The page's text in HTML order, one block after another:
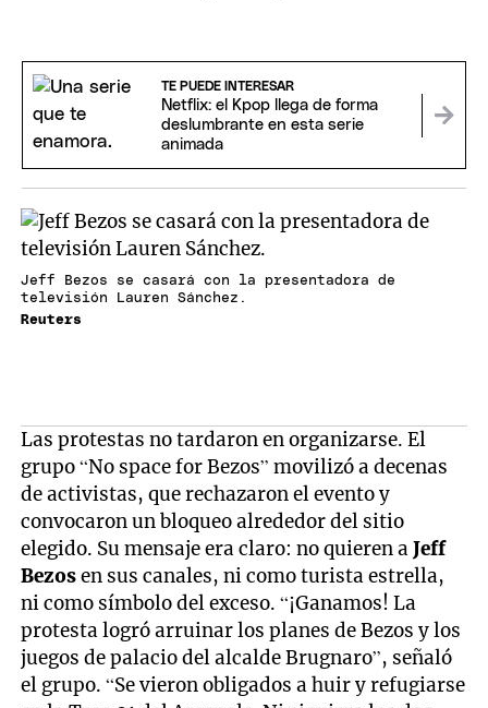
TE PUEDE INTERESAR
Netflix: el Kpop llega de forma
deslumbrante en esta serie
animada
Jeff Bezos se casará con la presentadora de
televisión Lauren Sánchez.
Reuters
Las protestas no tardaron en organizarse. El
grupo “No space for Bezos” movilizó a decenas
de activistas, que rechazaron el evento y
convocaron un bloqueo alrededor del sitio
elegido. Su mensaje era claro: no quieren aJeff
Bezosen sus canales, ni como turista estrella,
ni como símbolo del exceso. “¡Ganamos! La
protesta logró arruinar los planes de Bezos y los
juegos de palacio del alcalde Brugnaro”, señaló
el grupo. “Se vieron obligados a huir y refugiarse